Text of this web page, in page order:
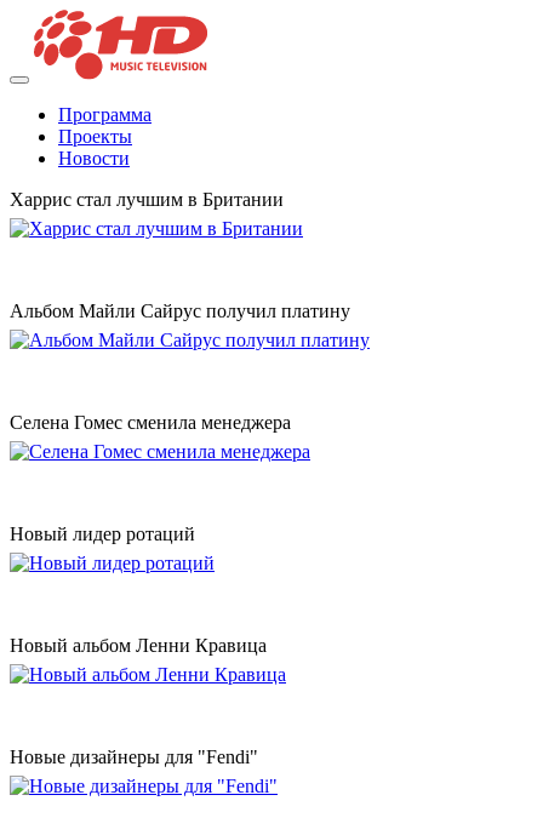
Программа
Проекты
Новости
Харрис стал лучшим в Британии
Альбом Майли Сайрус получил платину
Селена Гомес сменила менеджера
Новый лидер ротаций
Новый альбом Ленни Кравица
Новые дизайнеры для "Fendi"